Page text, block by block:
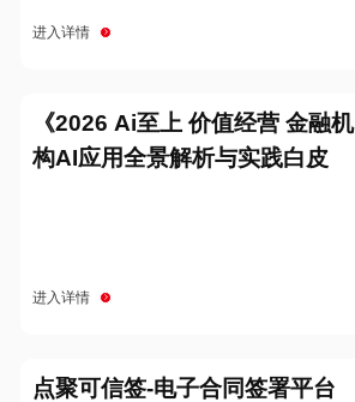
进入详情
《2026 Ai至上 价值经营 金融机
构AI应用全景解析与实践白皮
进入详情
点聚可信签-电子合同签署平台